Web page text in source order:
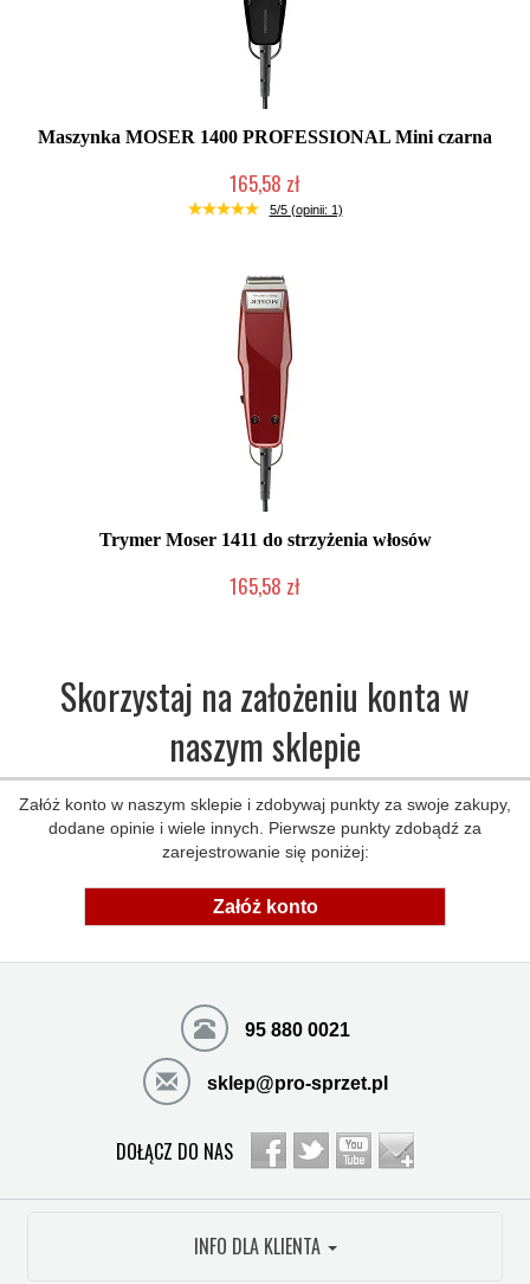
Maszynka MOSER 1400 PROFESSIONAL Mini czarna
165,58 zł
Chwilowo niedostępny
5/5 (opinii: 1)
Trymer Moser 1411 do strzyżenia włosów
165,58 zł
Skorzystaj na założeniu konta w
naszym sklepie
Załóż konto w naszym sklepie i zdobywaj punkty za swoje zakupy,
dodane opinie i wiele innych. Pierwsze punkty zdobądź za
zarejestrowanie się poniżej:
Załóż konto
95 880 0021
sklep@pro-sprzet.pl
DOŁĄCZ DO NAS
INFO DLA KLIENTA